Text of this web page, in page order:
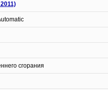
сгорания